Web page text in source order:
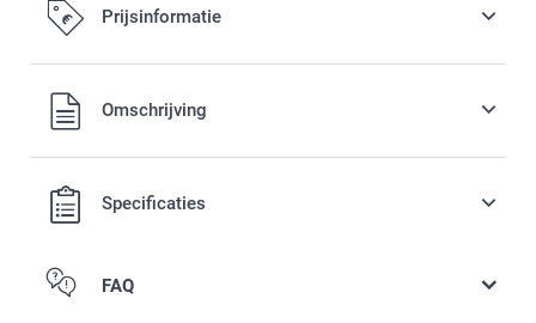
Prijsinformatie
Alle prijzen zijn in EURO (€) inclusief BTW en exclusief
verzendkosten.Omschrijving
Specificaties
FAQ